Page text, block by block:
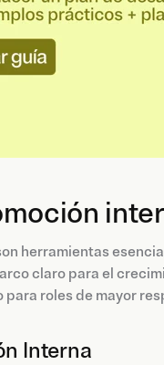
herramientas
claro para el
roles de mayor
Interna